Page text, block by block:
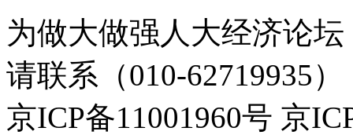
为做大做强人大经济论
请联系（010-62719935）
京ICP备11001960号 京